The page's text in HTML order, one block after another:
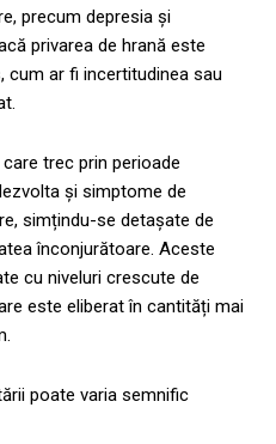
precum depresia și
privarea de hrană este
ar fi incertitudinea sau
trec prin perioade
și simptome de
simțindu-se detașate de
înconjurătoare. Aceste
cu niveluri crescute de
este eliberat în cantități mai
poate varia semnific